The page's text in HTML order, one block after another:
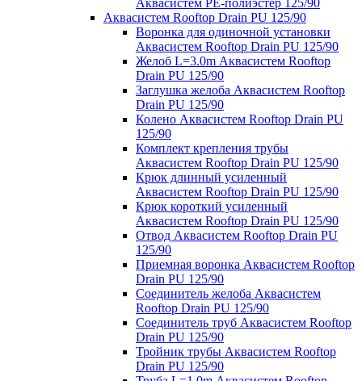
Аквасистем PE-полиэстер 125/90
Аквасистем Rooftop Drain PU 125/90
Воронка для одиночной установки
Аквасистем Rooftop Drain PU 125/90
Желоб L=3.0m Аквасистем Rooftop
Drain PU 125/90
Заглушка желоба Аквасистем Rooftop
Drain PU 125/90
Колено Аквасистем Rooftop Drain PU
125/90
Комплект крепления трубы
Аквасистем Rooftop Drain PU 125/90
Крюк длинный усиленный
Аквасистем Rooftop Drain PU 125/90
Крюк короткий усиленный
Аквасистем Rooftop Drain PU 125/90
Отвод Аквасистем Rooftop Drain PU
125/90
Приемная воронка Аквасистем Rooftop
Drain PU 125/90
Соединитель желоба Аквасистем
Rooftop Drain PU 125/90
Соединитель труб Аквасистем Rooftop
Drain PU 125/90
Тройник трубы Аквасистем Rooftop
Drain PU 125/90